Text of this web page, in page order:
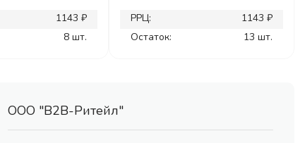
1143 ₽
8 шт.
РРЦ:
1143 ₽
Остаток:
13 шт.
ООО "В2В-Ритейл"